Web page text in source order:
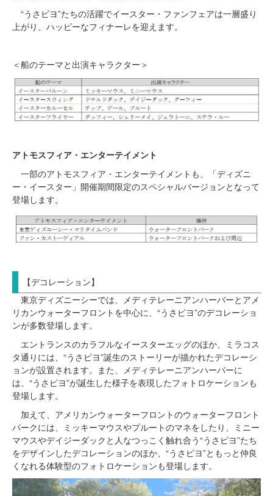
“うさピヨ”たちの活躍でイースター・ファンフェアは一層盛り
上がり、ハッピーなフィナーレを迎えます。
＜船のテーマと出演キャラクター＞
アトモスフィア・エンターテイメント
一部のアトモスフィア・エンターテイメントも、「ディズニ
ー・イースター」開催期間限定のスペシャルバージョンとなって
登場します。
【デコレーション】
東京ディズニーシーでは、メディテレーニアンハーバーとアメ
リカンウォーターフロントを中心に、“うさピヨ”のデコレーショ
ンが多数登場します。
エントランスのカラフルなイースターエッグのほか、ミラコス
タ通りには、“うさピヨ”誕生のストーリーが描かれたデコレーシ
ョンが設置されます。また、メディテレーニアンハーバーに
は、“うさピヨ”が誕生した様子を表現したフォトロケーションも
登場します。
加えて、アメリカンウォーターフロントのウォーターフロント
パークには、ミッキーマウスやプルートのマネをしたり、ミニー
マウスやデイジーダックと人なつっこく触れ合う“うさピヨ”たち
をデザインしたデコレーションのほか、“うさピヨ”ともっと仲良
くなれる体験型のフォトロケーションも登場します。